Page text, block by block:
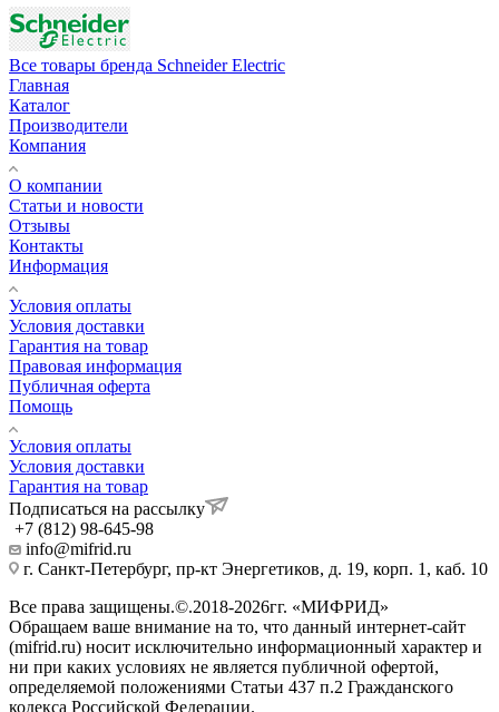
Все товары бренда Schneider Electric
Главная
Каталог
Производители
Компания
О компании
Статьи и новости
Отзывы
Контакты
Информация
Условия оплаты
Условия доставки
Гарантия на товар
Правовая информация
Публичная оферта
Помощь
Условия оплаты
Условия доставки
Гарантия на товар
Подписаться на рассылку
+7 (812) 98-645-98
info@mifrid.ru
г. Санкт-Петербург, пр-кт Энергетиков, д. 19, корп. 1, каб. 10
Все права защищены.©.2018-2026гг. «МИФРИД»
Обращаем ваше внимание на то, что данный интернет-сайт
(mifrid.ru) носит исключительно информационный характер и
ни при каких условиях не является публичной офертой,
определяемой положениями Статьи 437 п.2 Гражданского
кодекса Российской Федерации.